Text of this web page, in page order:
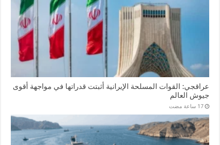
عراقجي: القوات المسلحة الإيرانية أثبتت قدراتها في مواجهة أقوى
جيوش العالم
‏17 ساعة مضت